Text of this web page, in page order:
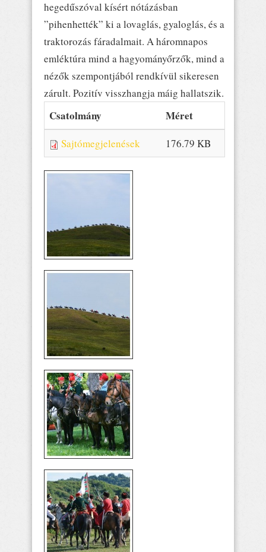
hegedűszóval kísért nótázásban
”pihenhették” ki a lovaglás, gyaloglás, és a
traktorozás fáradalmait. A háromnapos
emléktúra mind a hagyományőrzők, mind a
nézők szempontjából rendkívül sikeresen
zárult. Pozitív visszhangja máig hallatszik.
Csatolmány Méret
Sajtómegjelenések 176.79 KB